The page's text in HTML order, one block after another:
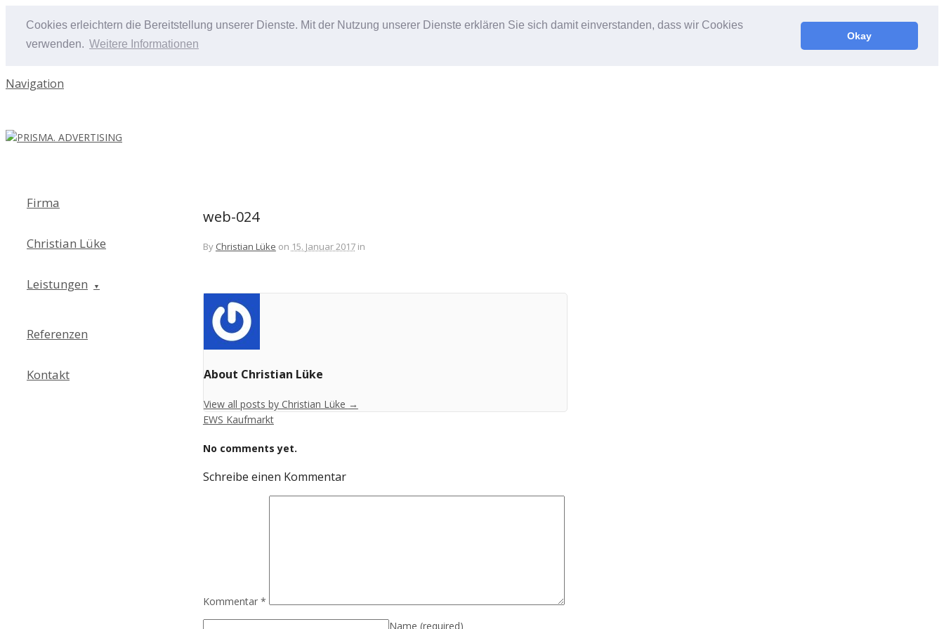
Cookies erleichtern die Bereitstellung unserer Dienste. Mit der Nutzung unserer Dienste erklären Sie sich damit einverstanden, dass wir Cookies
verwenden. Weitere Informationen
Okay
Navigation
web-024
By Christian Lüke on 15. Januar 2017 in
About Christian Lüke
View all posts by Christian Lüke →
EWS Kaufmarkt
No comments yet.
Schreibe einen Kommentar
Kommentar *
Name (required)
Firma
Christian Lüke
Leistungen
Referenzen
Kontakt